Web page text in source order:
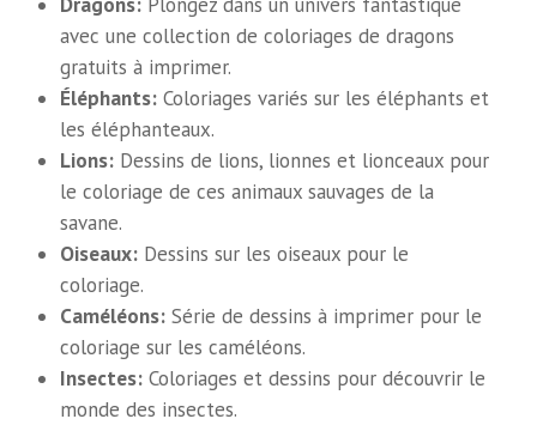
Plongez dans un univers fantastique
avec une collection de coloriages de dragons
gratuits à imprimer.
Éléphants: Coloriages variés sur les éléphants et
les éléphanteaux.
Lions: Dessins de lions, lionnes et lionceaux pour
le coloriage de ces animaux sauvages de la
savane.
Oiseaux: Dessins sur les oiseaux pour le
coloriage.
Caméléons: Série de dessins à imprimer pour le
coloriage sur les caméléons.
Insectes: Coloriages et dessins pour découvrir le
monde des insectes.